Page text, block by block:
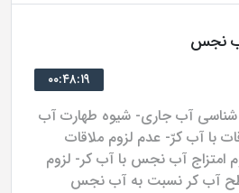
نجس
۰۰:۴۸:۱۹
شناسی آب جاری- شیوه طهارت آب
با آب کرّ- عدم لزوم ملاقات
امتزاج آب نجس با آب کر- لزوم
آب کر نسبت به آب نجس